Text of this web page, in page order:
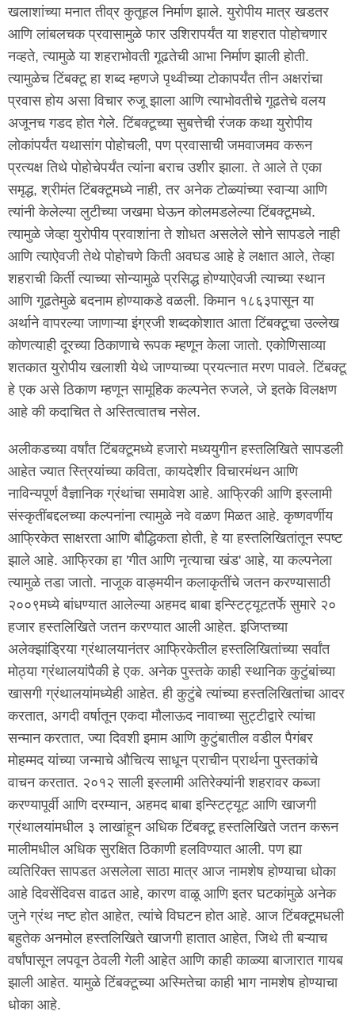
खलाशांच्या मनात तीव्र कुतूहल निर्माण झाले. युरोपीय मात्र खडतर
आणि लांबलचक प्रवासामुळे फार उशिरापर्यंत या शहरात पोहोचणार
नव्हते, त्यामुळे या शहराभोवती गूढतेची आभा निर्माण झाली होती.
त्यामुळेच टिंबक्टू हा शब्द म्हणजे पृथ्वीच्या टोकापर्यंत तीन अक्षरांचा
प्रवास होय असा विचार रुजू झाला आणि त्याभोवतीचे गूढतेचे वलय
अजूनच गडद होत गेले. टिंबक्टूच्या सुबत्तेची रंजक कथा युरोपीय
लोकांपर्यंत यथासांग पोहोचली, पण प्रवासाची जमवाजमव करून
प्रत्यक्ष तिथे पोहोचेपर्यंत त्यांना बराच उशीर झाला. ते आले ते एका
समृद्ध, श्रीमंत टिंबक्टूमध्ये नाही, तर अनेक टोळ्यांच्या स्वाऱ्या आणि
त्यांनी केलेल्या लुटीच्या जखमा घेऊन कोलमडलेल्या टिंबक्टूमध्ये.
त्यामुळे जेव्हा युरोपीय प्रवाशांना ते शोधत असलेले सोने सापडले नाही
आणि त्याऐवजी तेथे पोहोचणे किती अवघड आहे हे लक्षात आले, तेव्हा
शहराची किर्ती त्याच्या सोन्यामुळे प्रसिद्ध होण्याऐवजी त्याच्या स्थान
आणि गूढतेमुळे बदनाम होण्याकडे वळली. किमान १८६३पासून या
अर्थाने वापरल्या जाणाऱ्या इंग्रजी शब्दकोशात आता टिंबक्टूचा उल्लेख
कोणत्याही दूरच्या ठिकाणाचे रूपक म्हणून केला जातो. एकोणिसाव्या
शतकात युरोपीय खलाशी येथे जाण्याच्या प्रयत्नात मरण पावले. टिंबक्टू
हे एक असे ठिकाण म्हणून सामूहिक कल्पनेत रुजले, जे इतके विलक्षण
आहे की कदाचित ते अस्तित्वातच नसेल.
अलीकडच्या वर्षांत टिंबक्टूमध्ये हजारो मध्ययुगीन हस्तलिखिते सापडली
आहेत ज्यात स्त्रियांच्या कविता, कायदेशीर विचारमंथन आणि
नाविन्यपूर्ण वैज्ञानिक ग्रंथांचा समावेश आहे. आफ्रिकी आणि इस्लामी
संस्कृतींबद्दलच्या कल्पनांना त्यामुळे नवे वळण मिळत आहे. कृष्णवर्णीय
आफ्रिकेत साक्षरता आणि बौद्धिकता होती, हे या हस्तलिखितांतून स्पष्ट
झाले आहे. आफ्रिका हा 'गीत आणि नृत्याचा खंड' आहे, या कल्पनेला
त्यामुळे तडा जातो. नाजूक वाङ्मयीन कलाकृतींचे जतन करण्यासाठी
२००९मध्ये बांधण्यात आलेल्या अहमद बाबा इन्स्टिट्यूटतर्फे सुमारे २०
हजार हस्तलिखिते जतन करण्यात आली आहेत. इजिप्तच्या
अलेक्झांड्रिया ग्रंथालयानंतर आफ्रिकेतील हस्तलिखितांच्या सर्वांत
मोठ्या ग्रंथालयांपैकी हे एक. अनेक पुस्तके काही स्थानिक कुटुंबांच्या
खासगी ग्रंथालयांमध्येही आहेत. ही कुटुंबे त्यांच्या हस्तलिखितांचा आदर
करतात, अगदी वर्षातून एकदा मौलाऊद नावाच्या सुट्टीद्वारे त्यांचा
सन्मान करतात, ज्या दिवशी इमाम आणि कुटुंबातील वडील पैगंबर
मोहम्मद यांच्या जन्माचे औचित्य साधून प्राचीन प्रार्थना पुस्तकांचे
वाचन करतात. २०१२ साली इस्लामी अतिरेक्यांनी शहरावर कब्जा
करण्यापूर्वी आणि दरम्यान, अहमद बाबा इन्स्टिट्यूट आणि खाजगी
ग्रंथालयांमधील ३ लाखांहून अधिक टिंबक्टू हस्तलिखिते जतन करून
मालीमधील अधिक सुरक्षित ठिकाणी हलविण्यात आली. पण ह्या
व्यतिरिक्त सापडत असलेला साठा मात्र आज नामशेष होण्याचा धोका
आहे दिवसेंदिवस वाढत आहे, कारण वाळू आणि इतर घटकांमुळे अनेक
जुने ग्रंथ नष्ट होत आहेत, त्यांचे विघटन होत आहे. आज टिंबक्टूमधली
बहुतेक अनमोल हस्तलिखिते खाजगी हातात आहेत, जिथे ती बऱ्याच
वर्षांपासून लपवून ठेवली गेली आहेत आणि काही काळ्या बाजारात गायब
झाली आहेत. यामुळे टिंबक्टूच्या अस्मितेचा काही भाग नामशेष होण्याचा
धोका आहे.